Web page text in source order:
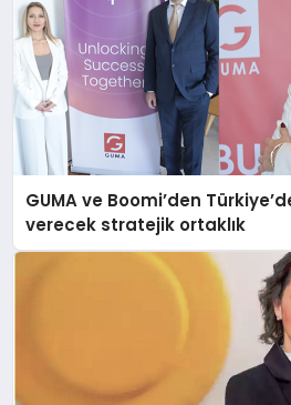
GUMA ve Boomi’den
verecek stratejik ortaklık